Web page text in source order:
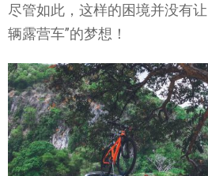
尽管如此，这样的困境并没有
辆露营车”的梦想！